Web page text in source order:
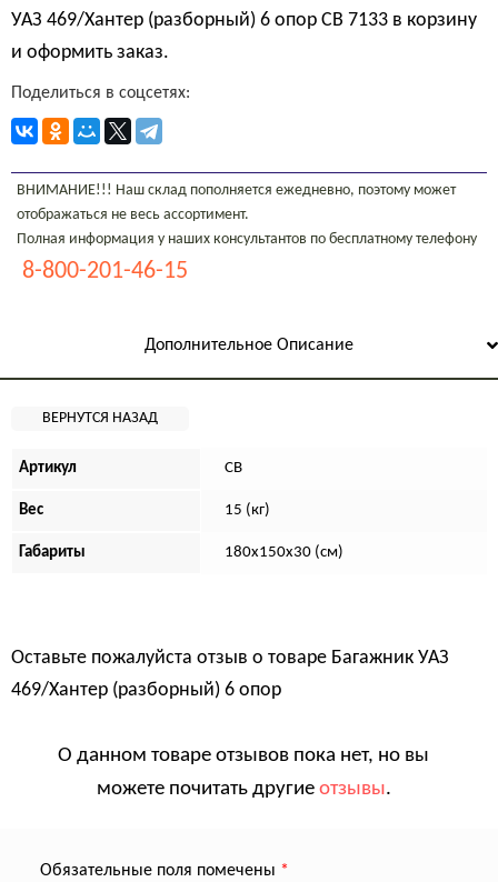
УАЗ 469/Хантер (разборный) 6 опор СВ 7133 в корзину
и оформить заказ.
Поделиться в соцсетях:
ВНИМАНИЕ!!! Наш склад пополняется ежедневно, поэтому может
отображаться не весь ассортимент.
Полная информация у наших консультантов по бесплатному телефону
8-800-201-46-15
Дополнительное Описание
Артикул СВ
Вес 15 (кг)
Габариты 180х150х30 (см)
Оставьте пожалуйста отзыв о товаре Багажник УАЗ
469/Хантер (разборный) 6 опор
О данном товаре отзывов пока нет, но вы
можете почитать другие отзывы.
Обязательные поля помечены *